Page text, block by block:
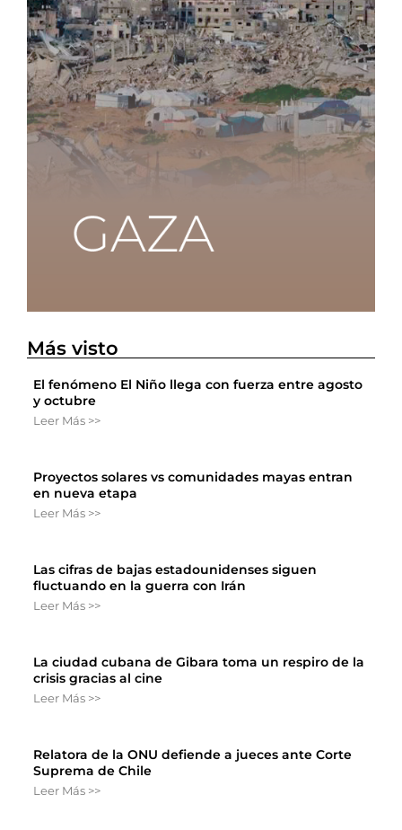
Más visto
El fenómeno El Niño llega con fuerza entre agosto
y octubre
Leer Más >>
Proyectos solares vs comunidades mayas entran
en nueva etapa
Leer Más >>
Las cifras de bajas estadounidenses siguen
fluctuando en la guerra con Irán
Leer Más >>
La ciudad cubana de Gibara toma un respiro de la
crisis gracias al cine
Leer Más >>
Relatora de la ONU defiende a jueces ante Corte
Suprema de Chile
Leer Más >>